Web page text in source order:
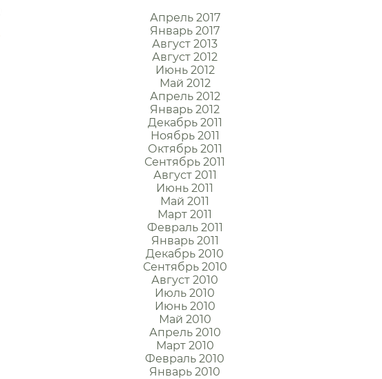
Апрель 2017
Январь 2017
Август 2013
Август 2012
Июнь 2012
Май 2012
Апрель 2012
Январь 2012
Декабрь 2011
Ноябрь 2011
Октябрь 2011
Сентябрь 2011
Август 2011
Июнь 2011
Май 2011
Март 2011
Февраль 2011
Январь 2011
Декабрь 2010
Сентябрь 2010
Август 2010
Июль 2010
Июнь 2010
Май 2010
Апрель 2010
Март 2010
Февраль 2010
Январь 2010